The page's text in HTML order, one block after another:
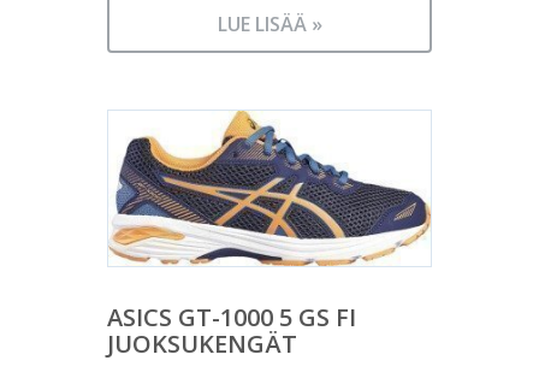
LUE LISÄÄ »
ASICS GT-1000 5 GS FI
JUOKSUKENGÄT